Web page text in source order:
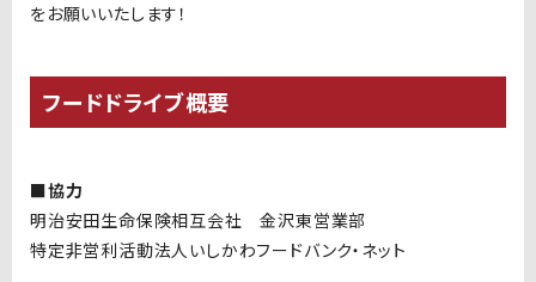
をお願いいたします！
フードドライブ概要
■協力
明治安田生命保険相互会社 金沢東営業部
特定非営利活動法人いしかわフードバンク・ネット